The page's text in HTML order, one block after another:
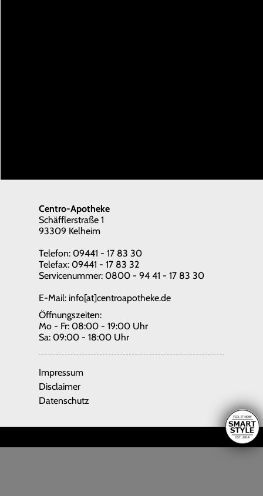
Centro-Apotheke
Schäfflerstraße 1
93309 Kelheim
Telefon: 09441 - 17 83 30
Telefax: 09441 - 17 83 32
Servicenummer: 0800 - 94 41 - 17 83 30
E-Mail: info[at]centroapotheke.de
Öffnungszeiten:
Mo - Fr: 08:00 - 19:00 Uhr
Sa: 09:00 - 18:00 Uhr
Impressum
Disclaimer
Datenschutz